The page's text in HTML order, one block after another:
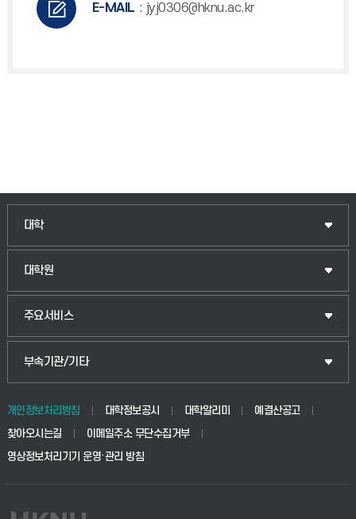
E-MAIL : jyj0306@hknu.ac.kr
대학
인문융합공공인재학부
법경영학부
웰니스산업융합학부
생명공학부
사회안전시스템공학부
대학원
일반대학원
산업대학원
공공정책대학원
교육대학원
주요서비스
입학안내
웹메일
학사시스템(전문학사 및 전공심화)
부속기관/기타
중앙도서관
학생생활관(안성)
개인정보처리방침 대학정보공시 대학알리미
예결산공고
찾아오시는길
이메일주소 무단수집거부
영상정보처리기기 운영·관리 방침